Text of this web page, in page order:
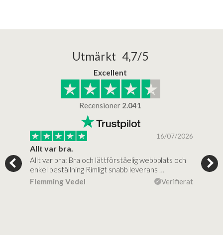
Utmärkt 4,7/5
Excellent
Recensioner 2.041
16/07/2026
Allt var bra.
Allt var bra: Bra och lättförståelig webbplats och
enkel beställning Rimligt snabb leverans …
Flemming Vedel
Verifierat
Jag